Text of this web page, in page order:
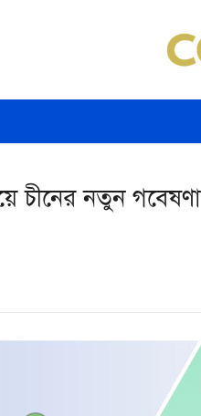
চীনের নতুন গবেষণা